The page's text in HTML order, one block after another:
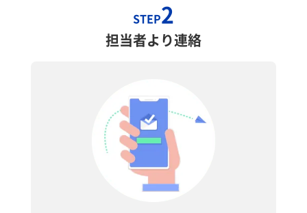
STEP2
担当者より連絡